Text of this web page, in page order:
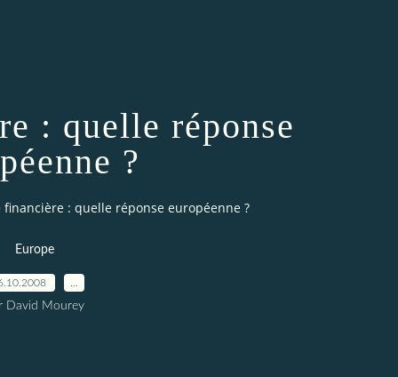
: quelle réponse
?
financière : quelle réponse européenne ?
Europe
David Mourey